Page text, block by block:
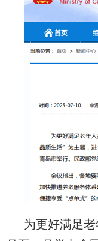
为更好满足老年